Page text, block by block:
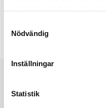
Nödvändig
Inställningar
Statistik